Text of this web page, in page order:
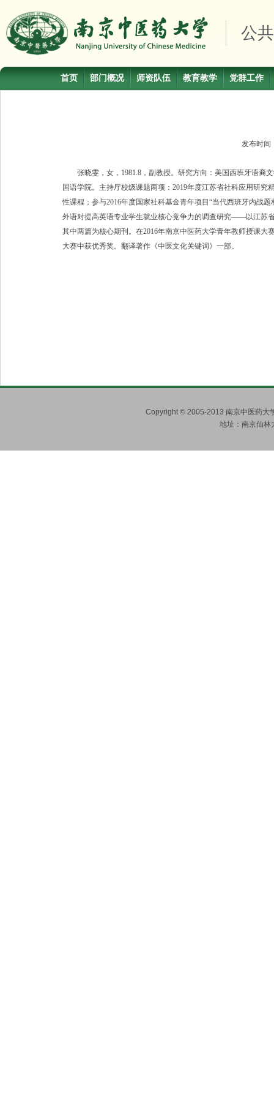
公
首页 部门概况 师资队伍 教育教学 党群工作
发布时
张晓雯，女， 1981.8 ，副教授。研究方向：美国西班牙语裔
国语学院。主持厅校级课题两项：2019年度江苏省社科应用研究
性课程；参与2016年度国家社科基金青年项目“当代西班牙内战
外语对提高英语专业学生就业核心竞争力的调查研究——以江苏
其中两篇为核心期刊。在2016年南京中医药大学青年教师授课大
大赛中获优秀奖。翻译著作《中医文化关键词》一部。
Copyright © 2005-2013 南京中医药大
地址：南京仙林